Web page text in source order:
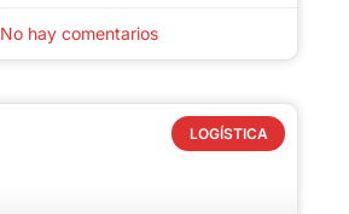
No hay comentarios
LOGÍSTICA